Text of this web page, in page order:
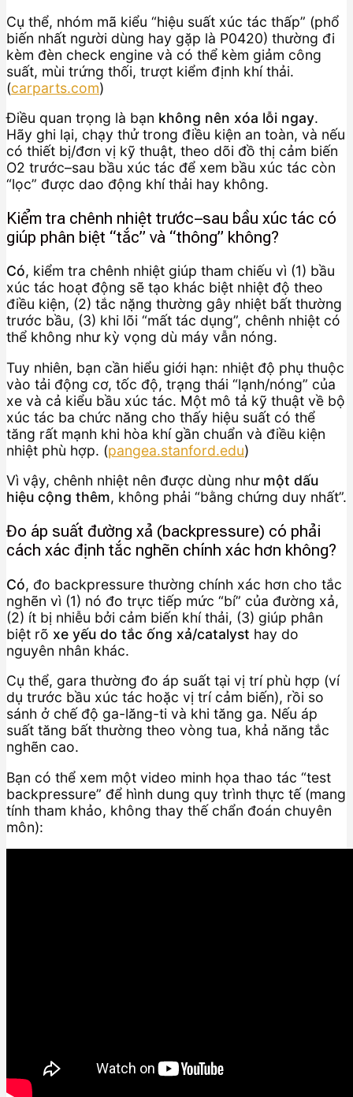
Cụ thể, nhóm mã kiểu “hiệu suất xúc tác thấp” (phổ
biến nhất người dùng hay gặp là P0420) thường đi
kèm đèn check engine và có thể kèm giảm công
suất, mùi trứng thối, trượt kiểm định khí thải.
(carparts.com)
Điều quan trọng là bạn không nên xóa lỗi ngay.
Hãy ghi lại, chạy thử trong điều kiện an toàn, và nếu
có thiết bị/đơn vị kỹ thuật, theo dõi đồ thị cảm biến
O2 trước–sau bầu xúc tác để xem bầu xúc tác còn
“lọc” được dao động khí thải hay không.
Kiểm tra chênh nhiệt trước–sau bầu xúc tác có
giúp phân biệt “tắc” và “thông” không?
Có, kiểm tra chênh nhiệt giúp tham chiếu vì (1) bầu
xúc tác hoạt động sẽ tạo khác biệt nhiệt độ theo
điều kiện, (2) tắc nặng thường gây nhiệt bất thường
trước bầu, (3) khi lõi “mất tác dụng”, chênh nhiệt có
thể không như kỳ vọng dù máy vẫn nóng.
Tuy nhiên, bạn cần hiểu giới hạn: nhiệt độ phụ thuộc
vào tải động cơ, tốc độ, trạng thái “lạnh/nóng” của
xe và cả kiểu bầu xúc tác. Một mô tả kỹ thuật về bộ
xúc tác ba chức năng cho thấy hiệu suất có thể
tăng rất mạnh khi hòa khí gần chuẩn và điều kiện
nhiệt phù hợp. (pangea.stanford.edu)
Vì vậy, chênh nhiệt nên được dùng như một dấu
hiệu cộng thêm, không phải “bằng chứng duy nhất”.
Đo áp suất đường xả (backpressure) có phải
cách xác định tắc nghẽn chính xác hơn không?
Có, đo backpressure thường chính xác hơn cho tắc
nghẽn vì (1) nó đo trực tiếp mức “bí” của đường xả,
(2) ít bị nhiễu bởi cảm biến khí thải, (3) giúp phân
biệt rõ xe yếu do tắc ống xả/catalyst hay do
nguyên nhân khác.
Cụ thể, gara thường đo áp suất tại vị trí phù hợp (ví
dụ trước bầu xúc tác hoặc vị trí cảm biến), rồi so
sánh ở chế độ ga-lăng-ti và khi tăng ga. Nếu áp
suất tăng bất thường theo vòng tua, khả năng tắc
nghẽn cao.
Bạn có thể xem một video minh họa thao tác “test
backpressure” để hình dung quy trình thực tế (mang
tính tham khảo, không thay thế chẩn đoán chuyên
môn):